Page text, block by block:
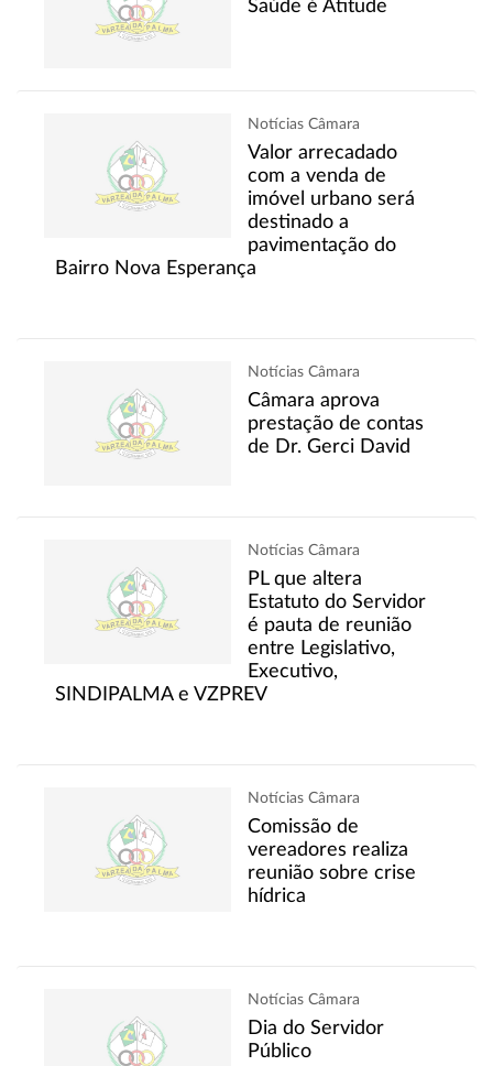
Saúde é Atitude
Notícias Câmara
Valor arrecadado
com a venda de
imóvel urbano será
destinado a
pavimentação do
Bairro Nova Esperança
Notícias Câmara
Câmara aprova
prestação de contas
de Dr. Gerci David
Notícias Câmara
PL que altera
Estatuto do Servidor
é pauta de reunião
entre Legislativo,
Executivo,
SINDIPALMA e VZPREV
Notícias Câmara
Comissão de
vereadores realiza
reunião sobre crise
hídrica
Notícias Câmara
Dia do Servidor
Público